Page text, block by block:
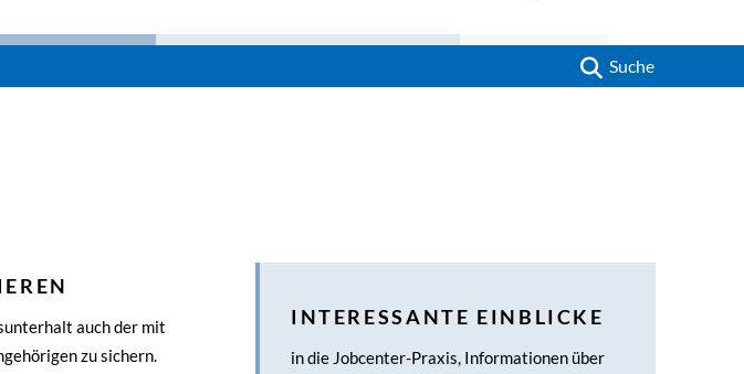
Suche
auch der mit
zu sichern.
INTERESSANTE EINBLICKE
in die Jobcenter-Praxis, Informationen über